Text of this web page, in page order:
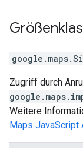
google.maps.
Zugriff durch
Weitere
Maps JavaScript